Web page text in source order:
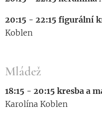
20:15 - 22:15 figurální
Koblen
Mládež
18:15 - 20:15 kresba a
Karolína Koblen